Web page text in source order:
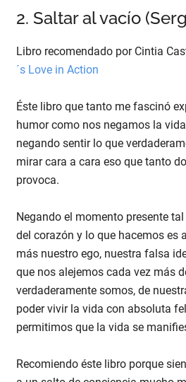
2. Saltar al vacío
Libro recomendado por Cintia
´s Love in Action
Éste libro que tanto me fascinó
humor como nos negamos la
negando sentir lo que
mirar cara a cara eso que tanto
provoca.
Negando el momento presente
del corazón y lo que hacemos es
más nuestro ego, nuestra falsa
que nos alejemos cada vez más
verdaderamente somos, de
poder vivir la vida con absoluta
permitimos que la vida se
Recomiendo éste libro porque